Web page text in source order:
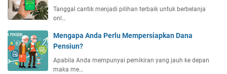
Tanggal cantik menjadi pilihan terbaik untuk berbelanja
onl…
Mengapa Anda Perlu Mempersiapkan Dana
Pensiun?
Apabila Anda mempunyai pemikiran yang jauh ke depan
maka me…